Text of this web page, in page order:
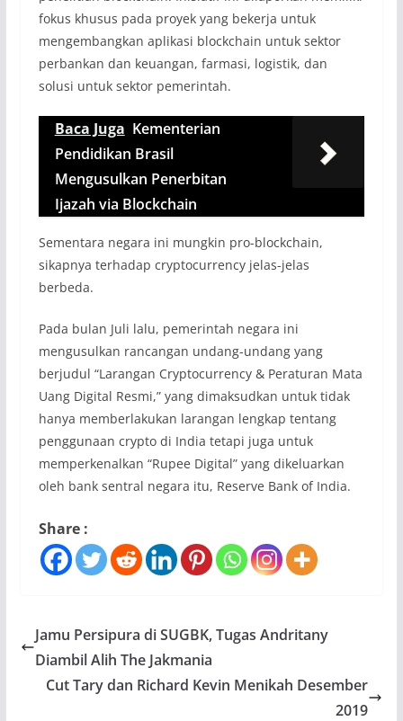
fokus khusus pada proyek yang bekerja untuk
mengembangkan aplikasi blockchain untuk sektor
perbankan dan keuangan, farmasi, logistik, dan
solusi untuk sektor pemerintah.
Baca Juga Kementerian
Pendidikan Brasil
Mengusulkan Penerbitan
Ijazah via Blockchain
Sementara negara ini mungkin pro-blockchain,
sikapnya terhadap cryptocurrency jelas-jelas
berbeda.
Pada bulan Juli lalu, pemerintah negara ini
mengusulkan rancangan undang-undang yang
berjudul “Larangan Cryptocurrency & Peraturan Mata
Uang Digital Resmi,” yang dimaksudkan untuk tidak
hanya memberlakukan larangan lengkap tentang
penggunaan crypto di India tetapi juga untuk
memperkenalkan “Rupee Digital” yang dikeluarkan
oleh bank sentral negara itu, Reserve Bank of India.
Share :
Jamu Persipura di SUGBK, Tugas Andritany
Diambil Alih The Jakmania
Cut Tary dan Richard Kevin Menikah Desember
2019